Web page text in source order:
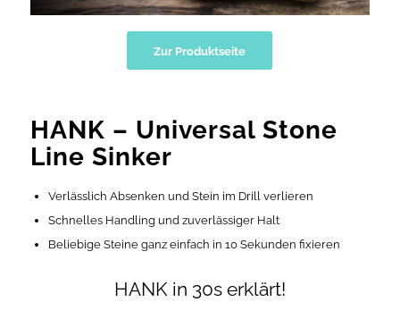
Zur Produktseite
HANK – Universal Stone
Line Sinker
Verlässlich Absenken und Stein im Drill verlieren
Schnelles Handling und zuverlässiger Halt
Beliebige Steine ganz einfach in 10 Sekunden fixieren
HANK in 30s erklärt!